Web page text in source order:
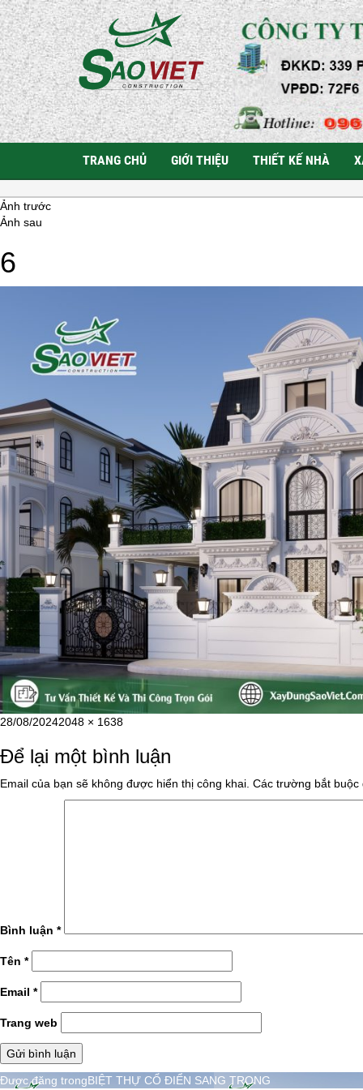
TRANG CHỦ GIỚI THIỆU THIẾT KẾ NHÀ
Ảnh trước
Ảnh sau
6
Đăng
ngày
28/08/2024Kích
đầy
2048 × 1638
Để lại một bình luận
Email của bạn sẽ không được hiển thị công khai. Các trường bắt buộc
Bình luận *
Tên *
Email *
Trang web
Điều
Được đăng trongBIỆT THỰ CỔ ĐIỂN SANG TRỌNG